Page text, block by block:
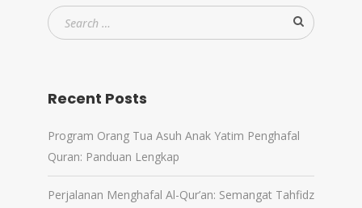
Recent Posts
Program Orang Tua Asuh Anak Yatim Penghafal
Quran: Panduan Lengkap
Perjalanan Menghafal Al-Qur’an: Semangat Tahfidz